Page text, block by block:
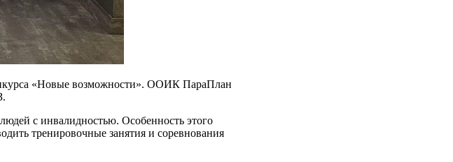
«Новые возможности». ООИК ПараПлан
с инвалидностью. Особенность этого
тренировочные занятия и соревнования